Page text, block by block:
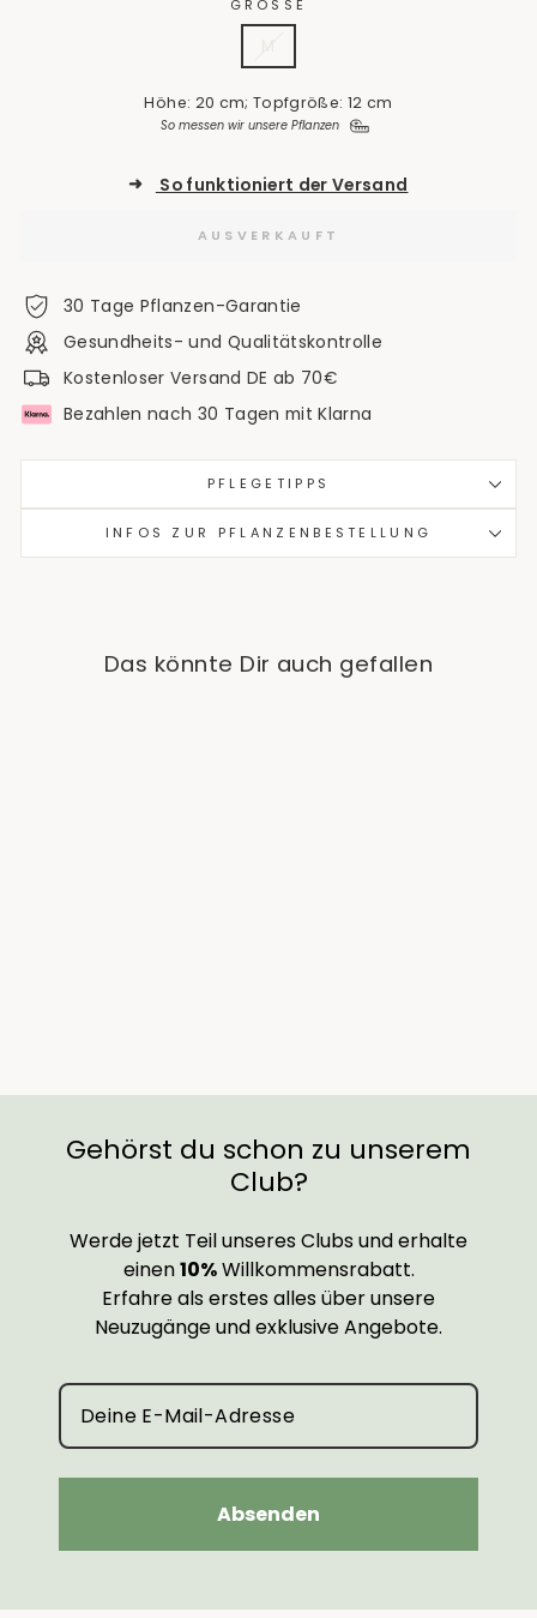
GRÖSSE
Höhe: 20 cm; Topfgröße: 12 cm
So messen wir unsere Pflanzen
➜ So funktioniert der Versand
AUSVERKAUFT
30 Tage Pflanzen-Garantie
Gesundheits- und Qualitätskontrolle
Kostenloser Versand DE ab 70€
Bezahlen nach 30 Tagen mit Klarna
PFLEGETIPPS
INFOS ZUR PFLANZENBESTELLUNG
Das könnte Dir auch gefallen
Gehörst du schon zu unserem
Club?
Werde jetzt Teil unseres Clubs und erhalte
einen10%Willkommensrabatt.
Erfahre als erstes alles über unsere
Neuzugänge und exklusive Angebote.
Absenden